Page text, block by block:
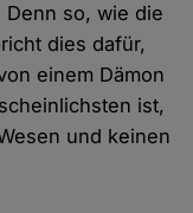
so, wie die
dies dafür,
einem Dämon
ist,
und keinen